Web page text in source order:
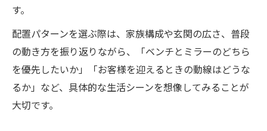
玄関で避けたい家具の選び方ポイント
生活動線を妨げる家具の注意点
安全性から見た玄関インテリアのNG例
す。
配置パターンを選ぶ際は、家族構成や玄関の広さ、普段
の動き方を振り返りながら、「ベンチとミラーのどちら
を優先したいか」「お客様を迎えるときの動線はどうな
るか」など、具体的な生活シーンを想像してみることが
大切です。